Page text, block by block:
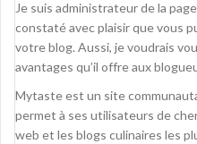
Je suis administrateur de la
constaté avec plaisir que vous
votre blog. Aussi, je voudrais
avantages qu’il offre aux
Mytaste est un site
permet à ses utilisateurs de
web et les blogs culinaires les